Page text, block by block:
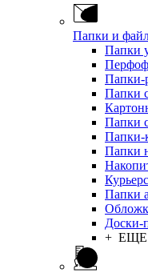
Папки и
Папки
Папки-
Папки
Папки
Папки-
Папки
Папки
Доски-
+ ЕЩЕ